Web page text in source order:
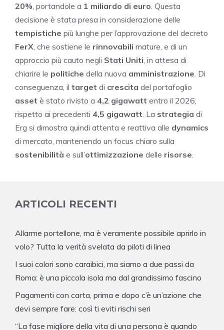
20% , portandole a 1 miliardo di euro . Questa
decisione è stata presa in considerazione delle
tempistiche più lunghe per l’approvazione del decreto
FerX , che sostiene le rinnovabili mature, e di un
approccio più cauto negli Stati Uniti , in attesa di
chiarire le politiche della nuova amministrazione . Di
conseguenza, il target di crescita del portafoglio
asset è stato rivisto a 4,2 gigawatt entro il 2026,
rispetto ai precedenti 4,5 gigawatt . La strategia di
Erg si dimostra quindi attenta e reattiva alle dynamics
di mercato, mantenendo un focus chiaro sulla
sostenibilità e sull’ottimizzazione delle risorse
ARTICOLI RECENTI
Allarme portellone, ma è veramente possibile aprirlo in
volo? Tutta la verità svelata da piloti di linea
I suoi colori sono caraibici, ma siamo a due passi da
Roma: è una piccola isola ma dal grandissimo fascino
Pagamenti con carta, prima e dopo c’è un’azione che
devi sempre fare: così ti eviti rischi seri
“La fase migliore della vita di una persona è quando